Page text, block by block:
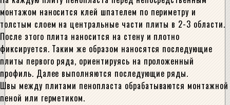
монтажом наносится клей шпателем по периметру и
толстым слоем на центральные части плиты в 2-3 области.
После этого плита наносится на стену и плотно
фиксируется. Таким же образом наносятся последующие
плиты первого ряда, ориентируясь на проложенный
профиль. Далее выполняются последующие ряды.
Швы между плитами пенопласта обрабатываются монтажной
пеной или герметиком.